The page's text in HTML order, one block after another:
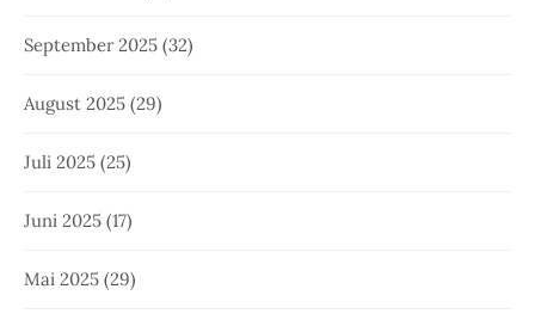
September 2025 (32)
August 2025 (29)
Juli 2025 (25)
Juni 2025 (17)
Mai 2025 (29)